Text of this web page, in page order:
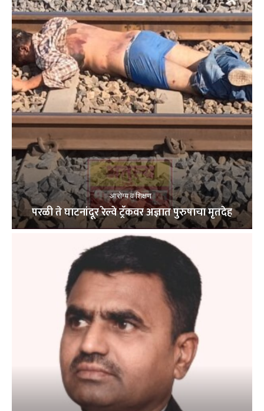
आरोग्य व शिक्षण
परळी ते घाटनांदूर रेल्वे ट्रॅकवर अज्ञात पुरुषाचा मृतदेह